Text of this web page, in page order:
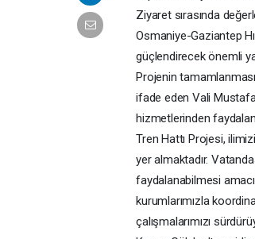
Ziyaret sırasında
Osmaniye-Gaziantep
güçlendirecek önemli
Projenin
ifade eden Vali Mustafa
hizmetlerinden
Tren Hattı Projesi,
yer almaktadır.
faydalanabilmesi
kurumlarımızla
çalışmalarımızı